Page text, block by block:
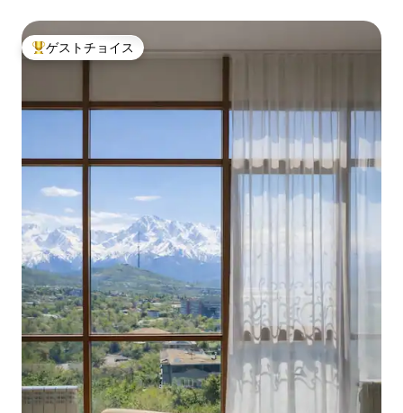
大好評のゲストチョイスです。
ゲストチョイス